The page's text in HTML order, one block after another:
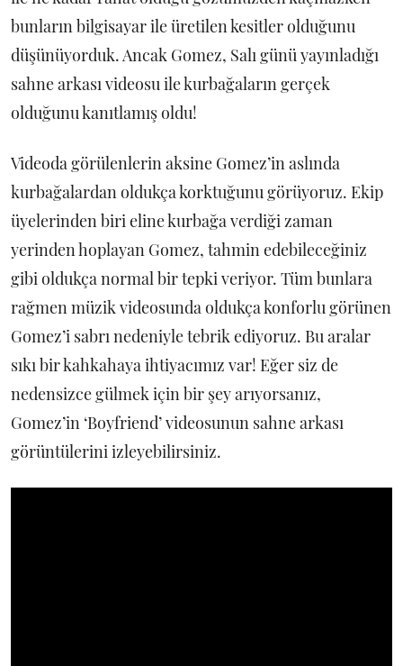
bunların bilgisayar ile üretilen kesitler olduğunu
düşünüyorduk. Ancak Gomez, Salı günü yayınladığı
sahne arkası videosu ile kurbağaların gerçek
olduğunu kanıtlamış oldu!
Videoda görülenlerin aksine Gomez’in aslında
kurbağalardan oldukça korktuğunu görüyoruz. Ekip
üyelerinden biri eline kurbağa verdiği zaman
yerinden hoplayan Gomez, tahmin edebileceğiniz
gibi oldukça normal bir tepki veriyor. Tüm bunlara
rağmen müzik videosunda oldukça konforlu görünen
Gomez’i sabrı nedeniyle tebrik ediyoruz. Bu aralar
sıkı bir kahkahaya ihtiyacımız var! Eğer siz de
nedensizce gülmek için bir şey arıyorsanız,
Gomez’in ‘Boyfriend’ videosunun sahne arkası
görüntülerini izleyebilirsiniz.